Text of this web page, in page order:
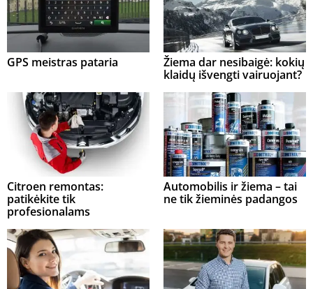
GPS meistras pataria
Žiema dar nesibaigė: kokių
klaidų išvengti vairuojant?
Citroen remontas:
patikėkite tik
profesionalams
Automobilis ir žiema – tai
ne tik žieminės padangos